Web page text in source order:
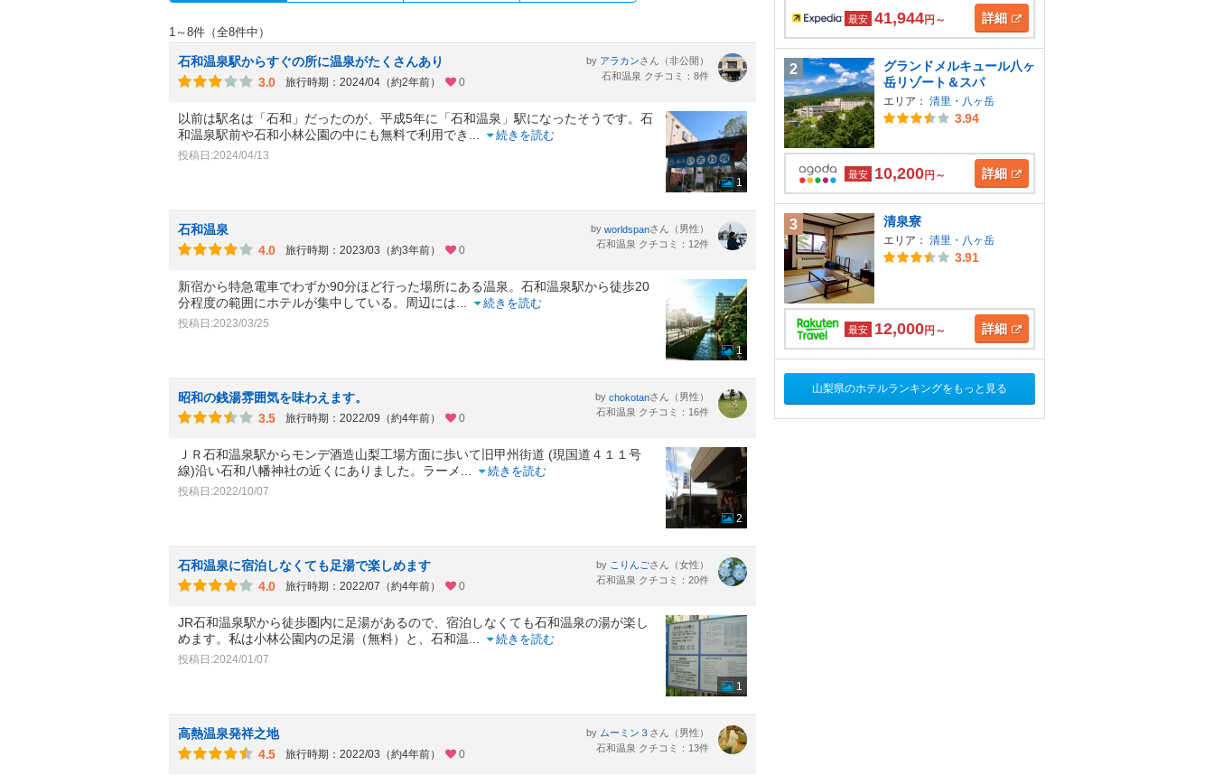
1～8件（全8件中）
石和温泉駅からすぐの所に温泉がたくさんあり
3.0
旅行時期：2024/04（約2年前） 0
by アラカンさん（非公開）
石和温泉 クチコミ：8件
以前は駅名は「石和」だったのが、平成5年に「石和温泉」駅になったそうです。石
和温泉駅前や石和小林公園の中にも無料で利用でき
続きを読む
投稿日:2024/04/13
1
石和温泉
4.0
旅行時期：2023/03（約3年前） 0
by worldspanさん（男性）
石和温泉 クチコミ：12件
新宿から特急電車でわずか90分ほど行った場所にある温泉。石和温泉駅から徒歩20
分程度の範囲にホテルが集中している。周辺には
続きを読む
投稿日:2023/03/25
1
昭和の銭湯雰囲気を味わえます。
3.5
旅行時期：2022/09（約4年前） 0
by chokotanさん（男性）
石和温泉 クチコミ：16件
ＪＲ石和温泉駅からモンデ酒造山梨工場方面に歩いて旧甲州街道 (現国道４１１号
線)沿い石和八幡神社の近くにありました。ラーメ
続きを読む
投稿日:2022/10/07
2
石和温泉に宿泊しなくても足湯で楽しめます
4.0
旅行時期：2022/07（約4年前） 0
by こりんごさん（女性）
石和温泉 クチコミ：20件
JR石和温泉駅から徒歩圏内に足湯があるので、宿泊しなくても石和温泉の湯が楽し
めます。私は小林公園内の足湯（無料）と、石和温
続きを読む
投稿日:2024/01/07
1
高熱温泉発祥之地
4.5
旅行時期：2022/03（約4年前） 0
by ムーミン３ さん（男性）
石和温泉 クチコミ：13件
最安 41,944円～ 詳細
2
グランドメルキュール八ヶ
岳リゾート＆スパ
エリア： 清里・八ヶ岳
3.94
最安 10,200円～ 詳細
3 清泉寮
エリア： 清里・八ヶ岳
3.91
最安 12,000円～ 詳細
山梨県のホテルランキングをもっと見る